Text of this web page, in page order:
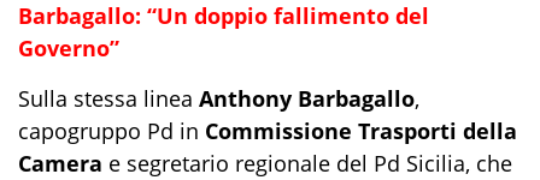
Barbagallo: “Un doppio fallimento del
Governo”
Sulla stessa linea Anthony Barbagallo,
capogruppo Pd in Commissione Trasporti della
Camera e segretario regionale del Pd Sicilia, che